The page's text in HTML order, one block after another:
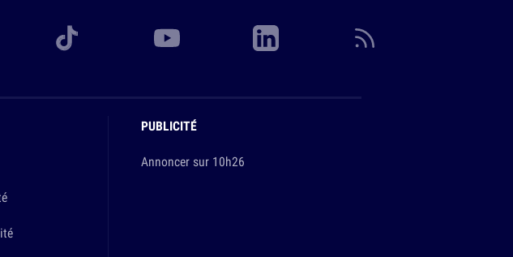
PUBLICITÉ
Annoncer sur 10h26